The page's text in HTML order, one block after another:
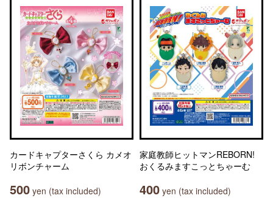
カードキャプターさくら カメオ
リボンチャーム
500 yen (tax included)
家庭教師ヒットマンREBORN!
おくるみますこっとちゃーむ
400 yen (tax included)